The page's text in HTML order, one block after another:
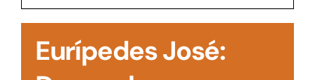
Acesso à Informação
Eurípedes José: